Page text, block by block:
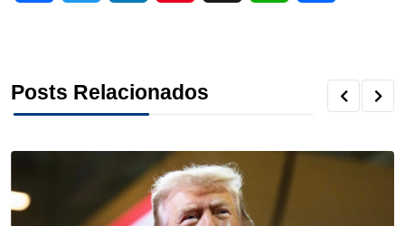
e t k
d
I
t
r
e
d
s
Posts Relacionados